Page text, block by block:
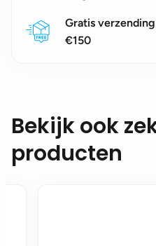
Gratis
€150
Bekijk ook
producten